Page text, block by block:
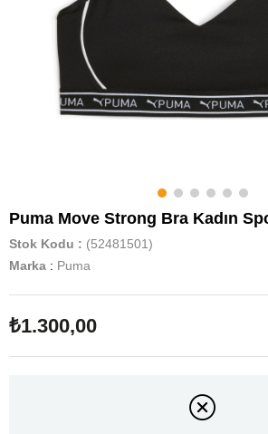
Puma Move Strong Bra Kadın
Stok Kodu
(52481501)
Marka : Puma
₺1.300,00